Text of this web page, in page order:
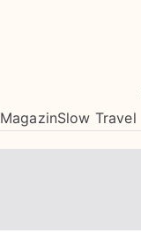
Slow Travel